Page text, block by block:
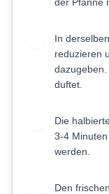
In
reduzieren
duftet.
Die
3-4
werden.
Den